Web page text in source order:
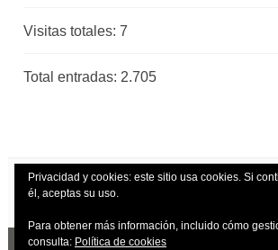
Visitas totales:7
Total entradas: 2.705
Privacidad y cookies: este sitio usa cookies. Si
él, aceptas su uso.
Para obtener más información, incluido cómo
consulta: Política de cookies